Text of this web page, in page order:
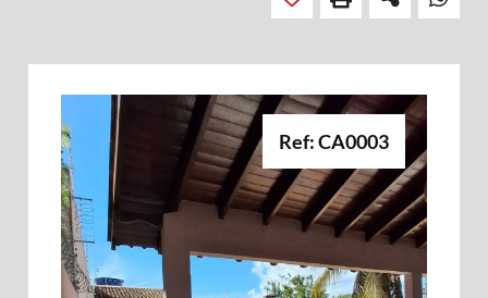
Ref: CA0003